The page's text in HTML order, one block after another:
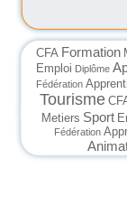
CFA Formation
Emploi Diplôme
Fédération
Tourisme
Metiers Sport
Fédération